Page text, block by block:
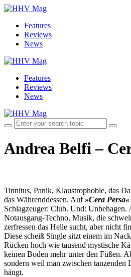
Features
Reviews
News
Features
Reviews
News
Andrea Belfi –
Tinnitus, Panik, Klaustrophobie, das
das Währenddessen. Auf»Cera Persa«
Schlagzeuger: Club. Und: Unbehagen.
Notausgang-Techno, Musik, die
zerfressen das Helle sucht, aber nicht
Diese scheiß Single sitzt einem im
Rücken hoch wie tausend mystische
keinen Boden mehr unter den Füßen.
sondern weil man zwischen tanzenden
hängt.